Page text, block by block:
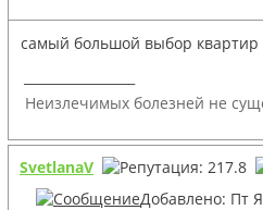
самый большой выбор квартир
Неизлечимых болезней не
SvetlanaV
Добавлено: Пт